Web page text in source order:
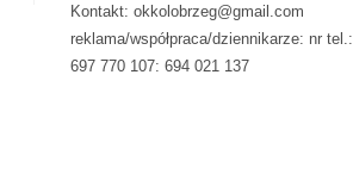
Kontakt: okkolobrzeg@gmail.com
reklama/współpraca/dziennikarze: nr tel.:
697 770 107: 694 021 137